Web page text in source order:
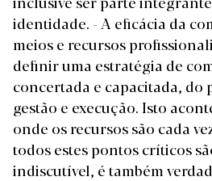
identidade. - A eficácia da
meios e recursos
definir uma estratégia de
concertada e capacitada, do
gestão e execução. Isto
onde os recursos são cada
todos estes pontos críticos
indiscutível, é também